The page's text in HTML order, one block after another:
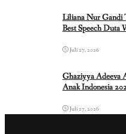
Liliana Nur Gandi
Best Speech Duta
Juli 27, 2026
Ghaziyya Adeeva
Anak Indonesia
Juli 27, 2026